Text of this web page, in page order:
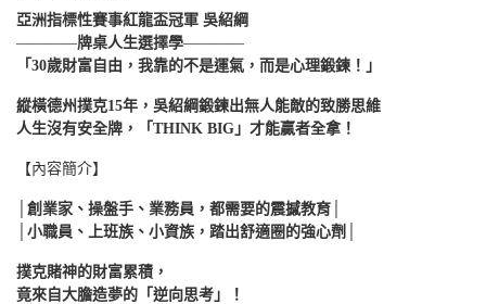
亞洲指標性賽事紅龍盃冠軍 吳紹綱
――――牌桌人生選擇學――――
「30歲財富自由，我靠的不是運氣，而是心理鍛鍊！」
縱橫德州撲克15年， 吳紹綱鍛鍊出無人能敵的致勝思維
人生沒有安全牌，「THINK BIG」才能贏者全拿！
【內容簡介】
創業家、操盤手、業務員，都需要的震撼教育
小職員、上班族、小資族，踏出舒適圈的強心劑
撲克賭神的財富累積，
竟來自大膽造夢的「逆向思考」！